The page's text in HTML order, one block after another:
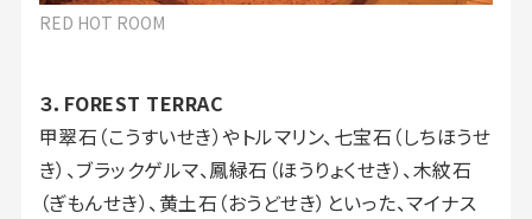
RED HOT ROOM
３．FOREST TERRAC
甲翠石（こうすいせき）やトルマリン、七宝石（しちほうせ
き）、ブラックゲルマ、鳳緑石（ほうりょくせき）、木紋石
（ぎもんせき）、黄土石（おうどせき）といった、マイナス